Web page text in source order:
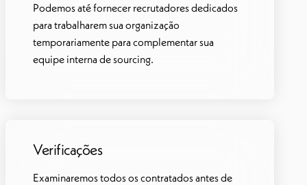
Podemos até fornecer recrutadores dedicados
para trabalharem sua organização
temporariamente para complementar sua
equipe interna de sourcing.
Verificações
Examinaremos todos os contratados antes de